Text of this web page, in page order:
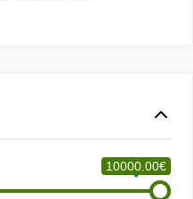
10000.00€